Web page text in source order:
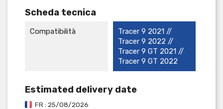
Scheda tecnica
Compatibilità
Tracer 9 2021 //
Tracer 9 2022 //
Tracer 9 GT 2021 //
Tracer 9 GT 2022
Estimated delivery date
FR : 25/08/2026